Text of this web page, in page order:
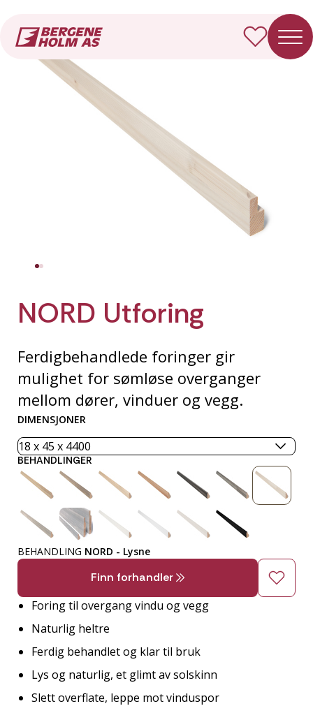
NORD Utforing
Ferdigbehandlede foringer gir
mulighet for sømløse overganger
mellom dører, vinduer og vegg.
DIMENSJONER
BEHANDLINGER
BEHANDLING NORD - Lysne
Finn forhandler
Foring til overgang vindu og vegg
Naturlig heltre
Ferdig behandlet og klar til bruk
Lys og naturlig, et glimt av solskinn
Slett overflate, leppe mot vinduspor